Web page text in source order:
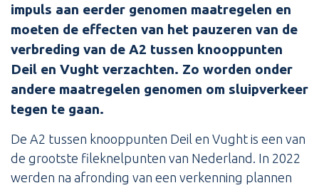
impuls aan eerder genomen maatregelen en
moeten de effecten van het pauzeren van de
verbreding van de A2 tussen knooppunten
Deil en Vught verzachten. Zo worden onder
andere maatregelen genomen om sluipverkeer
tegen te gaan.
De A2 tussen knooppunten Deil en Vught is een van
de grootste fileknelpunten van Nederland. In 2022
werden na afronding van een verkenning plannen